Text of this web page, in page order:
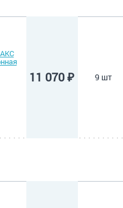
11 070 ₽ 9 шт